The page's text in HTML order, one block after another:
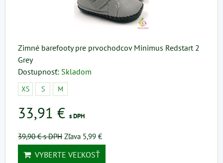
Zimné barefooty pre prvochodcov Minimus Redstart 2
Grey
Dostupnosť: Skladom
XS S M
33,91 € s DPH
39,90 €s DPH Zľava 5,99 €
VYBERTE VEĽKOSŤ